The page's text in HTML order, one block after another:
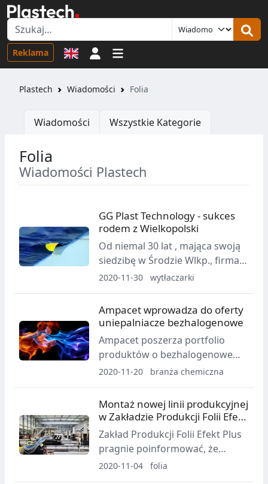
Reklama Logowanie
Plastech Wiadomości Folia
Wiadomości Wszystkie Kategorie
Folia
Wiadomości Plastech
GG Plast Technology - sukces
rodem z Wielkopolski
Od niemal 30 lat , mająca swoją
siedzibę w Środzie Wlkp., firma
GG Plast dostarcza na rynki
maszyny i urządzenia do
przetwórstwa tworzyw
sztucznych produkcji
renomowanych tajwańskich
producentów.
2020-11-30 wytłaczarki
Ampacet wprowadza do oferty
uniepalniacze bezhalogenowe
Ampacet poszerza portfolio
produktów o bezhalogenowe
uniepalniacze Halofree 709 i
2020-11-20 branża chemiczna
Montaż nowej linii produkcyjnej
w Zakładzie Produkcji Folii Efekt
Plus
Zakład Produkcji Folii Efekt Plus
pragnie poinformować, że
ruszyły prace związane z
2020-11-04 folia